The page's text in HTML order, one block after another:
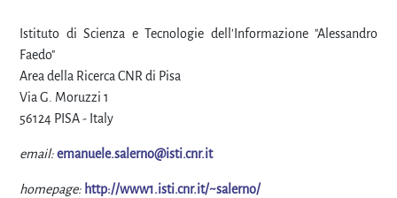
Istituto di Scienza e Tecnologie dell'Informazione "Alessandro
Faedo"
Area della Ricerca CNR di Pisa
Via G. Moruzzi 1
56124 PISA - Italy
email:emanuele.salerno@isti.cnr.it
homepage: http://www1.isti.cnr.it/~salerno/